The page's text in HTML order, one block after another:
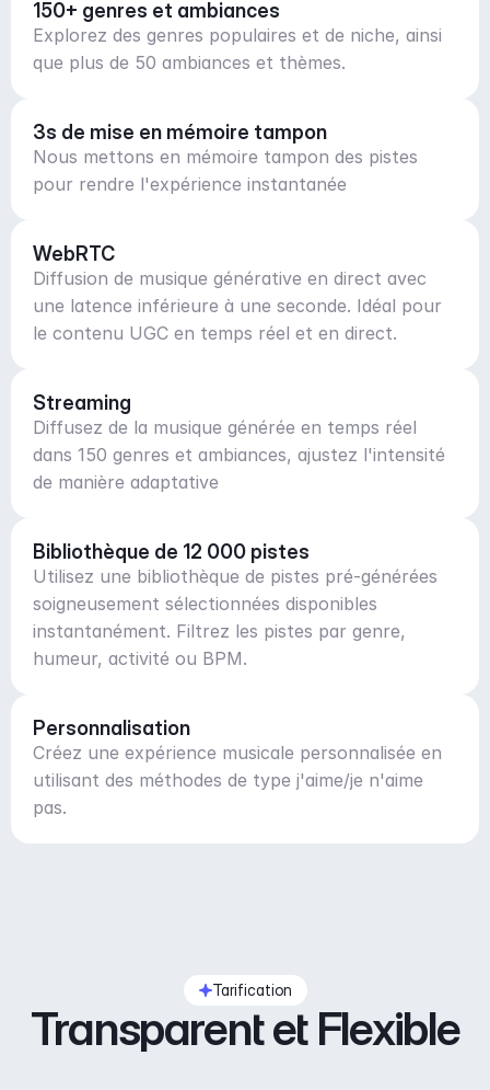
150+ genres et ambiances
Explorez des genres populaires et de niche, ainsi
que plus de 50 ambiances et thèmes.
3s de mise en mémoire tampon
Nous mettons en mémoire tampon des pistes
pour rendre l'expérience instantanée
WebRTC
Diffusion de musique générative en direct avec
une latence inférieure à une seconde. Idéal pour
le contenu UGC en temps réel et en direct.
Streaming
Diffusez de la musique générée en temps réel
dans 150 genres et ambiances, ajustez l'intensité
de manière adaptative
Bibliothèque de 12 000 pistes
Utilisez une bibliothèque de pistes pré-générées
soigneusement sélectionnées disponibles
instantanément. Filtrez les pistes par genre,
humeur, activité ou BPM.
Personnalisation
Créez une expérience musicale personnalisée en
utilisant des méthodes de type j'aime/je n'aime
pas.
Tarification
Transparent et Flexible